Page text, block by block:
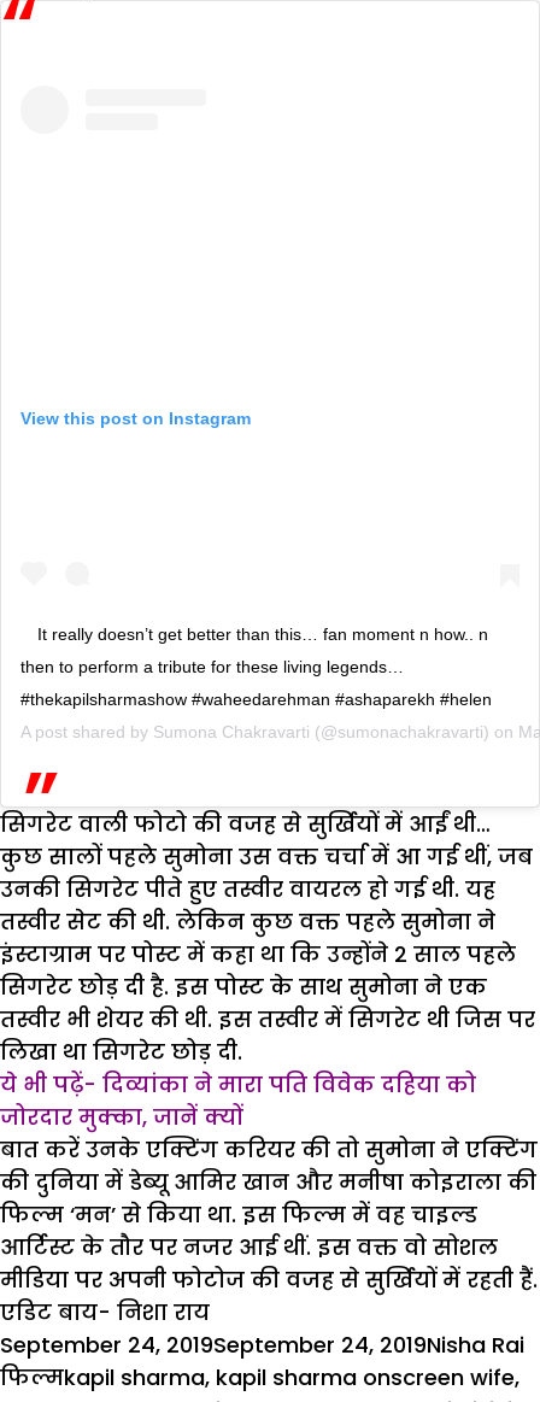
View this post on Instagram
It really doesn’t get better than this… fan moment n how.. n
then to perform a tribute for these living legends…
#thekapilsharmashow #waheedarehman #ashaparekh #helen
A post shared by Sumona Chakravarti (@sumonachakravarti) on
सिगरेट वाली फोटो की वजह से सुर्खियों में आईं थी…
कुछ सालों पहले सुमोना उस वक्त चर्चा में आ गई थीं, जब
उनकी सिगरेट पीते हुए तस्वीर वायरल हो गई थी. यह
तस्वीर सेट की थी. लेकिन कुछ वक्त पहले सुमोना ने
इंस्टाग्राम पर पोस्ट में कहा था कि उन्होंने 2 साल पहले
सिगरेट छोड़ दी है. इस पोस्ट के साथ सुमोना ने एक
तस्वीर भी शेयर की थी. इस तस्वीर में सिगरेट थी जिस पर
लिखा था सिगरेट छोड़ दी.
ये भी पढ़ें- दिव्यांका ने मारा पति विवेक दहिया को
जोरदार मुक्का, जानें क्यों
बात करें उनके एक्टिंग करियर की तो सुमोना ने एक्टिंग
की दुनिया में डेब्यू आमिर खान और मनीषा कोइराला की
फिल्म ‘मन’ से किया था. इस फिल्म में वह चाइल्ड
आर्टिस्ट के तौर पर नजर आई थीं. इस वक्त वो सोशल
मीडिया पर अपनी फोटोज की वजह से सुर्खियों में रहती हैं.
एडिट बाय- निशा राय
Posted
on
September 24, 2019September 24, 2019Author
Nisha Rai
फिल्मTags
kapil sharma, kapil sharma onscreen wife,